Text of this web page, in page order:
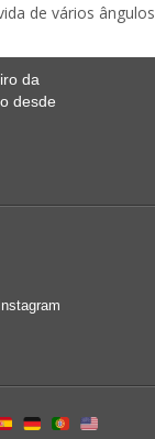
de vários ângulos
da
desde